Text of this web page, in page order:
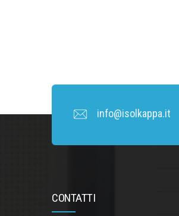
info@isolkappa.it
CONTATTI